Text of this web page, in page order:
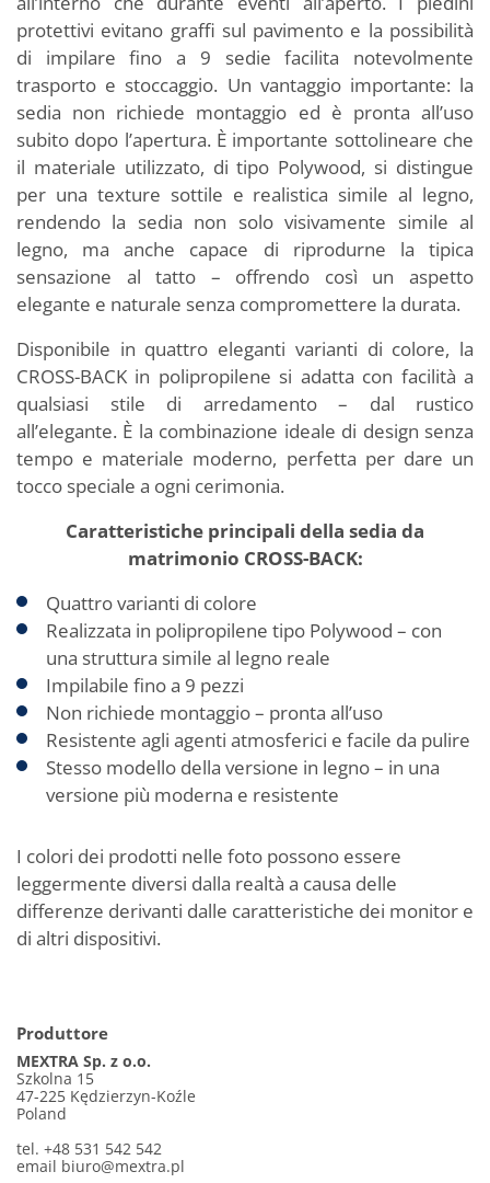
protettivi evitano graffi sul pavimento e la possibilità
di impilare fino a 9 sedie facilita notevolmente
trasporto e stoccaggio. Un vantaggio importante: la
sedia non richiede montaggio ed è pronta all’uso
subito dopo l’apertura. È importante sottolineare che
il materiale utilizzato, di tipo Polywood, si distingue
per una texture sottile e realistica simile al legno,
rendendo la sedia non solo visivamente simile al
legno, ma anche capace di riprodurne la tipica
sensazione al tatto – offrendo così un aspetto
elegante e naturale senza compromettere la durata.
Disponibile in quattro eleganti varianti di colore, la
CROSS-BACK in polipropilene si adatta con facilità a
qualsiasi stile di arredamento – dal rustico
all’elegante. È la combinazione ideale di design senza
tempo e materiale moderno, perfetta per dare un
tocco speciale a ogni cerimonia.
Caratteristiche principali della sedia da
matrimonio CROSS-BACK:
Quattro varianti di colore
Realizzata in polipropilene tipo Polywood – con
una struttura simile al legno reale
Impilabile fino a 9 pezzi
Non richiede montaggio – pronta all’uso
Resistente agli agenti atmosferici e facile da pulire
Stesso modello della versione in legno – in una
versione più moderna e resistente
I colori dei prodotti nelle foto possono essere
leggermente diversi dalla realtà a causa delle
differenze derivanti dalle caratteristiche dei monitor e
di altri dispositivi.
Produttore
MEXTRA Sp. z o.o.
Szkolna 15
47-225 Kędzierzyn-Koźle
Poland
tel. +48 531 542 542
email biuro@mextra.pl